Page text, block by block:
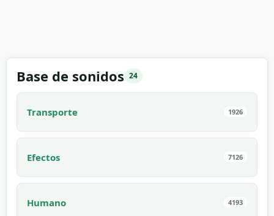
Base de sonidos 24
Transporte 1926
Efectos 7126
Humano 4193